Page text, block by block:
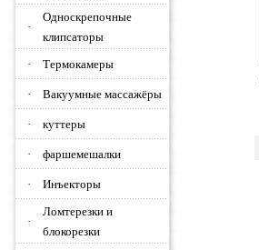
·
Односкрепочные
клипсаторы
·
Термокамеры
· Вакуумные массажёры
· куттеры
· фаршемешалки
· Инъекторы
·
Ломтерезки и
блокорезки